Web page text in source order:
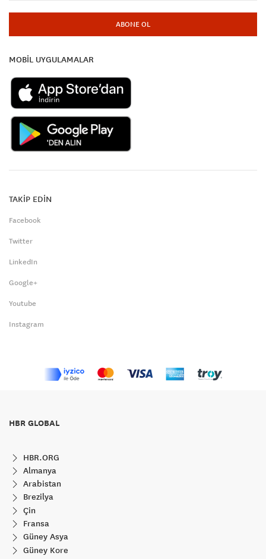
ABONE OL
MOBİL UYGULAMALAR
TAKİP EDİN
Facebook
Twitter
LinkedIn
Google+
Youtube
Instagram
HBR GLOBAL
HBR.ORG
Almanya
Arabistan
Brezilya
Çin
Fransa
Güney Asya
Güney Kore